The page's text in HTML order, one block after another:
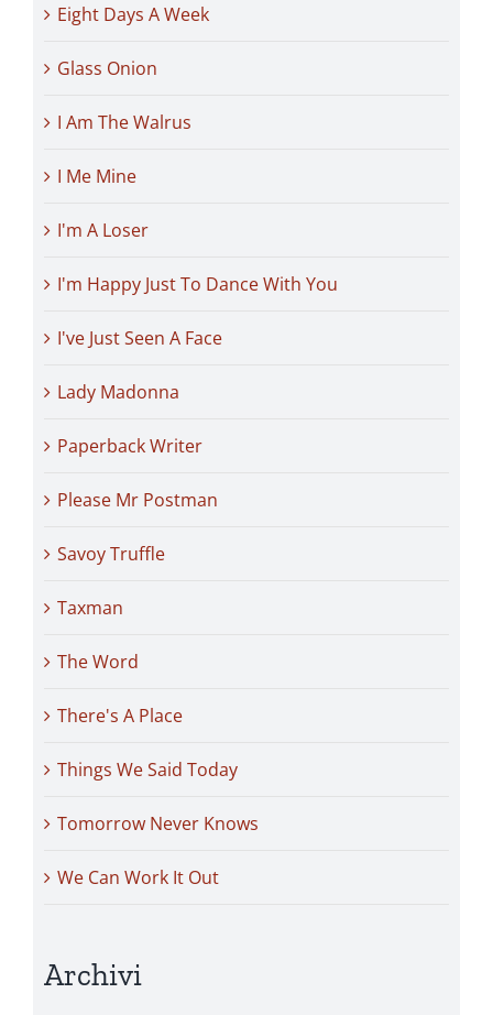
Eight Days A Week
Glass Onion
I Am The Walrus
I Me Mine
I'm A Loser
I'm Happy Just To Dance With You
I've Just Seen A Face
Lady Madonna
Paperback Writer
Please Mr Postman
Savoy Truffle
Taxman
The Word
There's A Place
Things We Said Today
Tomorrow Never Knows
We Can Work It Out
Archivi